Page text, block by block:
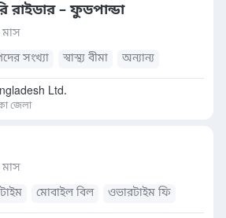
রাইডার – ফুডপান্ডা
মাস
সংখ্যা স্বাস্থ্য বীমা অন্যান্য
Ltd.
জেলা
মাস
মোবাইল বিল ওভারটাইম ফি